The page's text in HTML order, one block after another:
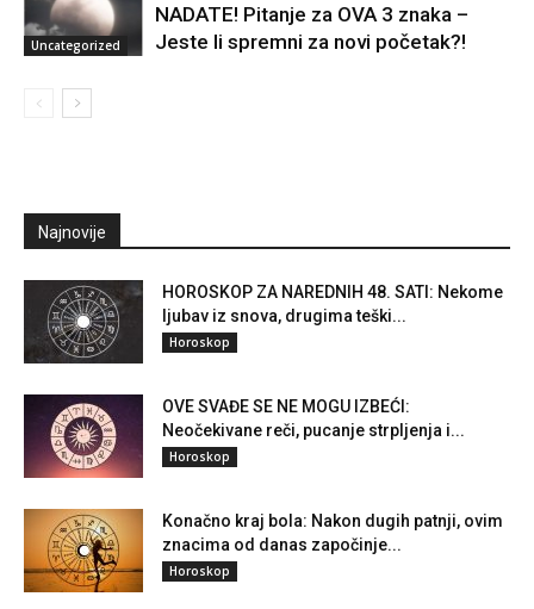
Uncategorized
NADATE! Pitanje za OVA 3 znaka –
Jeste li spremni za novi početak?!
Najnovije
HOROSKOP ZA NAREDNIH 48. SATI: Nekome
ljubav iz snova, drugima teški...
Horoskop
OVE SVAĐE SE NE MOGU IZBEĆI:
Neočekivane reči, pucanje strpljenja i...
Horoskop
Konačno kraj bola: Nakon dugih patnji, ovim
znacima od danas započinje...
Horoskop